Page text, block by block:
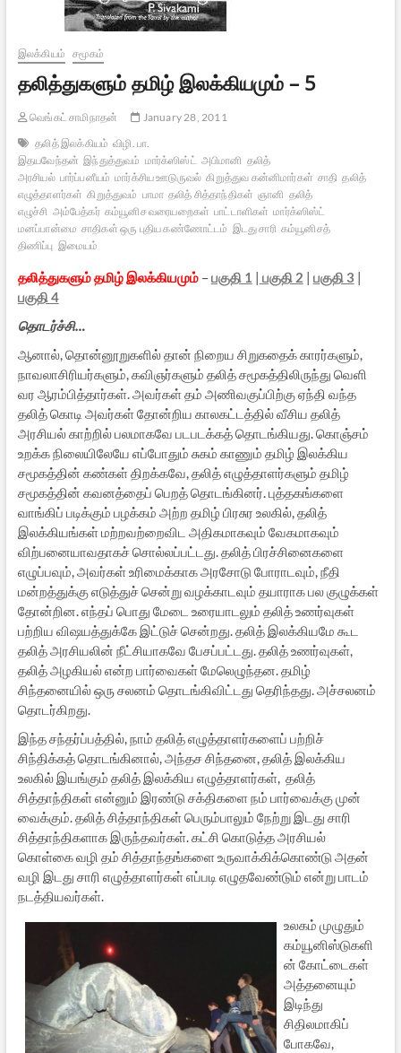
இலக்கியம் சமூகம்
தலித்துகளும் தமிழ் இலக்கியமும் – 5
வெங்கட் சாமிநாதன்
January 28, 2011
தலித் இலக்கியம் விழி. பா.
இதயவேந்தன் இந்துத்துவம் மார்க்ஸிஸ்ட் அபிமானி தலித்
அரசியல் பார்ப்பனீயம் மார்க்சிய ஊடுருவல் கிறுத்துவ கன்னிமார்கள் சாதி தலித்
எழுத்தாளர்கள் கிறுத்துவம் பாமா தலித் சித்தாந்திகள் ஞானி தலித்
எழுச்சி அம்பேத்கர் கம்யூனிச வரையறைகள் பாட்டாளிகள் மார்க்ஸிஸ்ட்
மனப்பான்மை சாதிகள் ஒரு புதிய கண்ணோட்டம் இடது சாரி கம்யூனிசத்
திணிப்பு இமையம்
தலித்துகளும் தமிழ் இலக்கியமும்–பகுதி 1 | பகுதி 2 | பகுதி 3 |
பகுதி 4
தொடர்ச்சி…
ஆனால், தொன்னூறுகளில் தான் நிறைய சிறுகதைக் காரர்களும்,
நாவலாசிரியர்களும், கவிஞர்களும் தலித் சமூகத்திலிருந்து வெளி
வர ஆரம்பித்தார்கள். அவர்கள் தம் அணிவகுப்பிற்கு ஏந்தி வந்த
தலித் கொடி அவர்கள் தோன்றிய காலகட்டத்தில் வீசிய தலித்
அரசியல் காற்றில் பலமாகவே படபடக்கத் தொடங்கியது. கொஞ்சம்
உறக்க நிலையிலேயே எப்போதும் சுகம் காணும் தமிழ் இலக்கிய
சமூகத்தின் கண்கள் திறக்கவே, தலித் எழுத்தாளர்களும் தமிழ்
சமூகத்தின் கவனத்தைப் பெறத் தொடங்கினர். புத்தகங்களை
வாங்கிப் படிக்கும் பழக்கம் அற்ற தமிழ் பிரசுர உலகில், தலித்
இலக்கியங்கள் மற்றவற்றைவிட அதிகமாகவும் வேகமாகவும்
விற்பனையாவதாகச் சொல்லப்பட்டது. தலித் பிரச்சினைகளை
எழுப்பவும், அவர்கள் உரிமைக்காக அரசோடு போராடவும், நீதி
மன்றத்துக்கு எடுத்துச் சென்று வழக்காடவும் தயாராக பல குழுக்கள்
தோன்றின. எந்தப் பொது மேடை உரையாடலும் தலித் உணர்வுகள்
பற்றிய விஷயத்துக்கே இட்டுச் சென்றது. தலித் இலக்கியமே கூட
தலித் அரசியலின் நீட்சியாகவே பேசப்பட்டது. தலித் உணர்வுகள்,
தலித் அழகியல் என்ற பார்வைகள் மேலெழுந்தன. தமிழ்
சிந்தனையில் ஒரு சலனம் தொடங்கிவிட்டது தெரிந்தது. அச்சலனம்
தொடர்கிறது.
இந்த சந்தர்ப்பத்தில், நாம் தலித் எழுத்தாளர்களைப் பற்றிச்
சிந்திக்கத் தொடங்கினால், அந்தச சிந்தனை, தலித் இலக்கிய
உலகில் இயங்கும் தலித் இலக்கிய எழுத்தாளர்கள், தலித்
சித்தாந்திகள் என்னும் இரண்டு சக்திகளை நம் பார்வைக்கு முன்
வைக்கும். தலித் சித்தாந்திகள் பெரும்பாலும் நேற்று இடது சாரி
சித்தாந்திகளாக இருந்தவர்கள். கட்சி கொடுத்த அரசியல்
கொள்கை வழி தம் சித்தாந்தங்களை உருவாக்கிக்கொண்டு அதன்
வழி இடது சாரி எழுத்தாளர்கள் எப்படி எழுதவேண்டும் என்று பாடம்
நடத்தியவர்கள்.
உலகம் முழுதும்
கம்யூனிஸ்டுகளி
ன் கோட்டைகள்
அத்தனையும்
இடிந்து
சிதிலமாகிப்
போகவே,